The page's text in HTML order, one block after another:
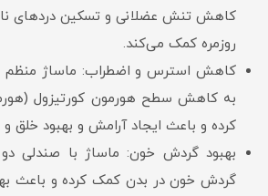
کاهش تنش عضلانی و تسکین دردهای
روزمره کمک می‌کند.
کاهش استرس و اضطراب: ماساژ منظم
به کاهش سطح هورمون کورتیزول
کرده و باعث ایجاد آرامش و بهبود خلق
بهبود گردش خون: ماساژ با صندلی
گردش خون در بدن کمک کرده و باعث